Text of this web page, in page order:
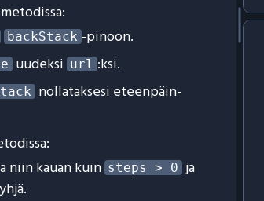
backStack -pinoon.
uudeksi url :ksi.
nollataksesi eteenpäin-
niin kauan kuin steps > 0 ja